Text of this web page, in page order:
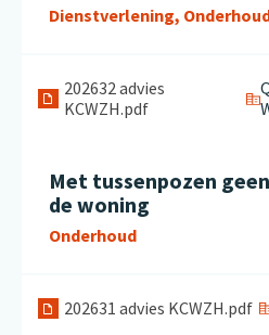
Dienstverlening,
202632 advies
KCWZH.pdf
Met tussenpozen
de woning
Onderhoud
202631 advies KCWZH.pdf